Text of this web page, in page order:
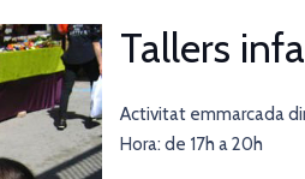
Tallers
Activitat emmarcada
Hora: de 17h a 20h